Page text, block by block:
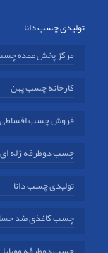
تولیدی چسب دانا
مرکز پخش عمده
کارخانه چسب پهن
فروش چسب اقساطی
چسب دوطرفه ژله ای
تولیدی چسب دانا
چسب کاغذی ضد